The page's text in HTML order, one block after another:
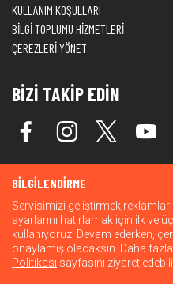
KULLANIM KOŞULLARI
BİLGİ TOPLUMU HİZMETLERİ
ÇEREZLERİ YÖNET
BİZİ TAKİP EDİN
© 2026 Warner Bros. Discovery, Inc.
hakları saklıdır.
BİLGİLENDİRME
Servisimizi
ayarlarını hatırlamak için ilk ve
kullanıyoruz. Devam ederken,
onaylamış olacaksın. Daha
Politikası sayfasını ziyaret